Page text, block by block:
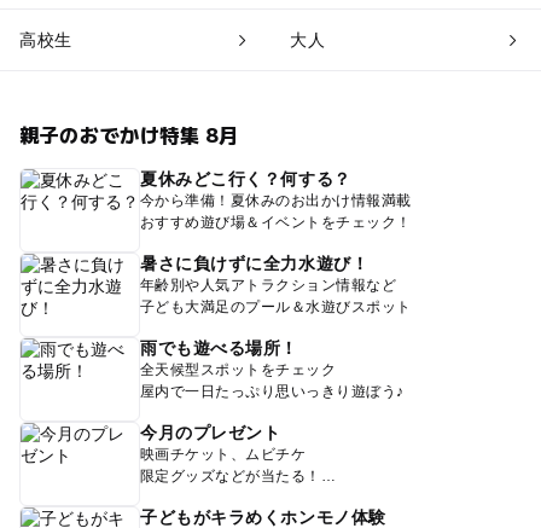
高校生 大人
親子のおでかけ特集 8月
夏休みどこ行く？何する？
今から準備！夏休みのお出かけ情報満載
おすすめ遊び場＆イベントをチェック！
暑さに負けずに全力水遊び！
年齢別や人気アトラクション情報など
子ども大満足のプール＆水遊びスポット
雨でも遊べる場所！
全天候型スポットをチェック
屋内で一日たっぷり思いっきり遊ぼう♪
今月のプレゼント
映画チケット、ムビチケ
限定グッズなどが当たる！
子どもがキラめくホンモノ体験